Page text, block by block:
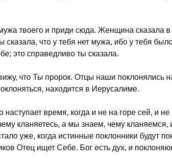
твоего и приди сюда. Женщина сказала в
сказала, что у тебя нет мужа, ибо у тебя
это справедливо ты сказала.
что Ты пророк. Отцы наши поклонялись
находится в Иерусалиме.
наступает время, когда и не на горе сей, и
кланяетесь, а мы знаем, чему кланяемся,
уже, когда истинные поклонники будут
Отец ищет Себе. Бог есть дух, и